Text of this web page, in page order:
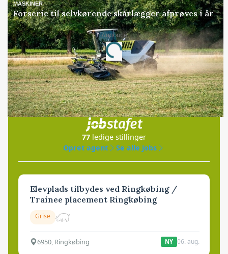
MASKINER
Forserie til selvkørende skårlægger afprøves i år
Annonce
Loading...
Jobs
i samarbejde med
77 ledige stillinger
Opret agent
Se alle jobs
Elevplads tilbydes ved Ringkøbing /
Trainee placement Ringkøbing
Grise
6950, Ringkøbing NY 06. aug.